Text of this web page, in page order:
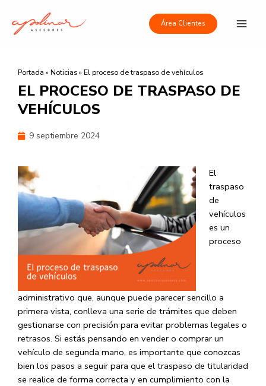
contenido
Área Clientes
Portada » Noticias» El proceso de traspaso de vehículos
EL PROCESO DE TRASPASO DE
VEHÍCULOS
9 septiembre 2024
El
traspaso
de
vehículos
es un
proceso
administrativo que, aunque puede parecer sencillo a
primera vista, conlleva una serie de trámites que deben
gestionarse con precisión para evitar problemas legales o
retrasos. Si estás pensando en vender o comprar un
vehículo de segunda mano, es importante que conozcas
bien los pasos a seguir para que el traspaso de titularidad
se realice de forma correcta y en cumplimiento con la